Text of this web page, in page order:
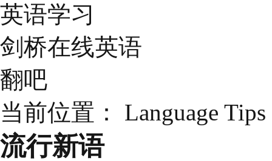
英语学习
剑桥在线英语
翻吧
当前位置： Language Tips
流行新语